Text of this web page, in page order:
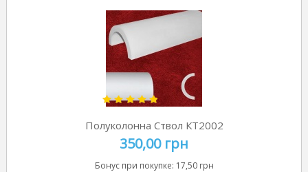
Полуколонна Ствол КТ2002
350,00 грн
Бонус при покупке: 17,50 грн